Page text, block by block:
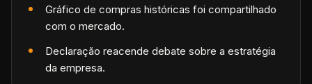
Gráfico de compras históricas foi compartilhado
com o mercado.
Declaração reacende debate sobre a estratégia
da empresa.